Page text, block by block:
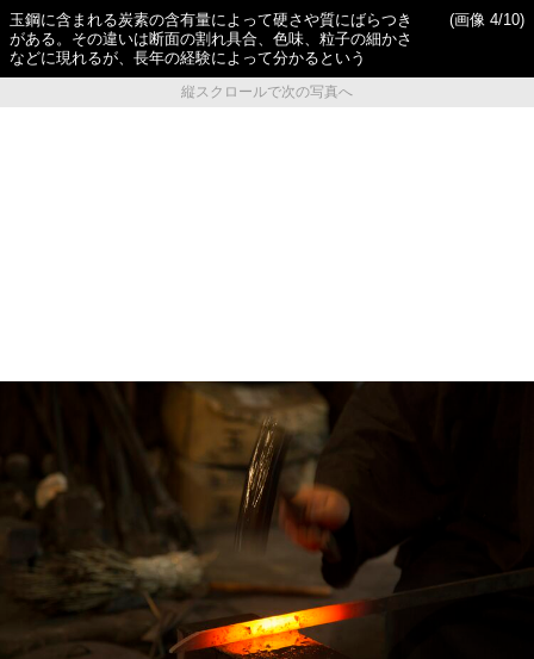
玉鋼に含まれる炭素の含有量によって硬さや質にばらつき
がある。その違いは断面の割れ具合、色味、粒子の細かさ
などに現れるが、長年の経験によって分かるという
(画像 4/10)
縦スクロールで次の写真へ